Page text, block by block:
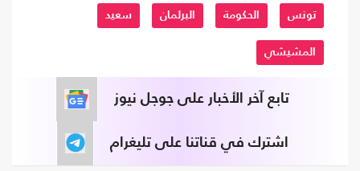
تونس الحكومة البرلمان سعيد
المشيشي
تابع آخر الأخبار على جوجل نيوز
اشترك في قناتنا على تليغرام